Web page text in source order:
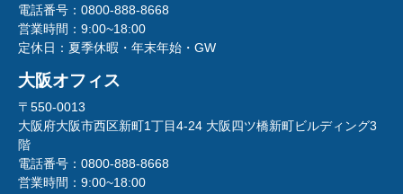
電話番号： 0800-888-8668
営業時間： 9:00~18:00
定休日： 夏季休暇・年末年始・GW
大阪オフィス
〒550-0013
大阪府大阪市西区新町1丁目4-24 大阪四ツ橋新町ビルディング3
階
電話番号： 0800-888-8668
営業時間： 9:00~18:00